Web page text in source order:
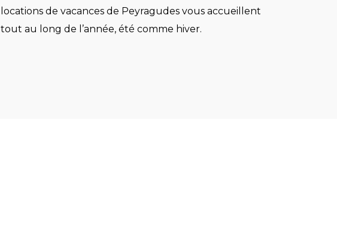
locations de vacances de Peyragudes vous accueillent
tout au long de l’année, été comme hiver.